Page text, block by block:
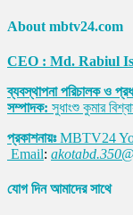
About mbtv24.com
CEO : Md. Rabiul
ব্যবস্থাপনা পরিচালক ও
সম্পাদক: সুধাংশু কুমার
প্রকাশনায়ঃMBTV24
Email:
যোগ দিন আমাদের সাথে